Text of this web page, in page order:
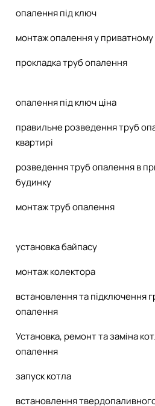
опалення під ключ
монтаж опалення у
прокладка труб опалення
опалення під ключ ціна
правильне розведення труб
квартирі
розведення труб опалення в
будинку
монтаж труб опалення
установка байпасу
монтаж колектора
встановлення та підключення
опалення
Установка, ремонт та заміна
опалення
запуск котла
встановлення